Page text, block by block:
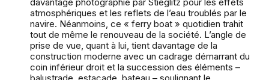
davantage photographié par Stieglitz pour les effets
atmosphériques et les reflets de l’eau troublés par le
navire. Néanmoins, ce « ferry boat » quotidien trahit
tout de même le renouveau de la société. L’angle de
prise de vue, quant à lui, tient davantage de la
construction moderne avec un cadrage démarrant du
coin inférieur droit et la succession des éléments –